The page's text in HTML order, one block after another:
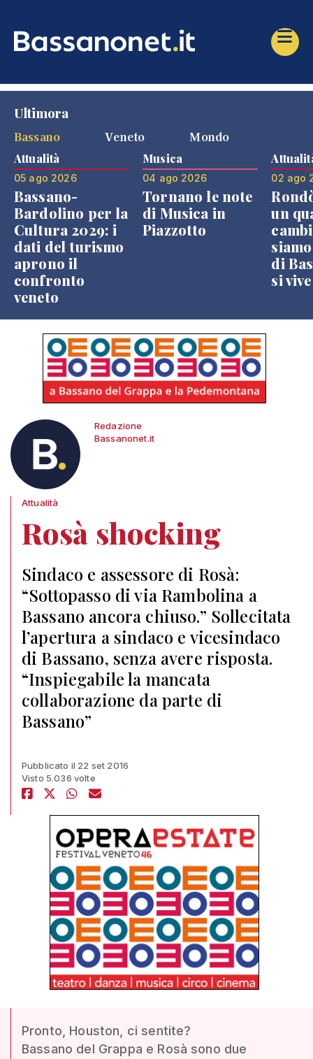
Ultimora
Bassano
Veneto Mondo
Attualità
05 ago 2026
Bassano-
Bardolino per la
Cultura 2029: i
dati del turismo
aprono il
confronto
veneto
Musica
04 ago 2026
Tornano le note
di Musica in
Piazzotto
02 ago
un
di
si
Redazione
Bassanonet.it
Attualità
Rosà shocking
Sindaco e assessore di Rosà:
“Sottopasso di via Rambolina a
Bassano ancora chiuso.” Sollecitata
l’apertura a sindaco e vicesindaco
di Bassano, senza avere risposta.
“Inspiegabile la mancata
collaborazione da parte di
Bassano”
Pubblicato il 22 set 2016
Visto 5.036 volte
Pronto, Houston, ci sentite?
Bassano del Grappa e Rosà sono due